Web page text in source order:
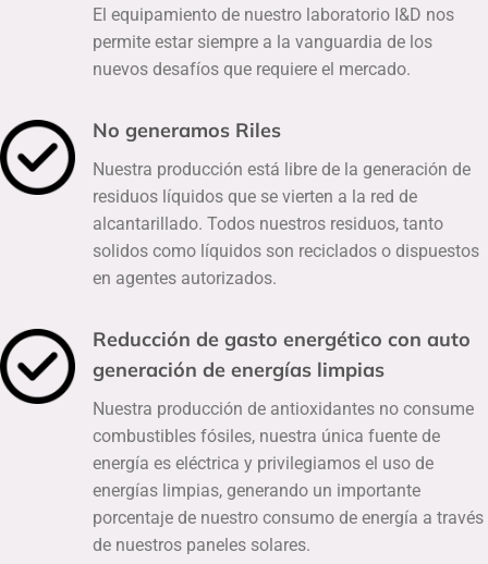
El equipamiento de nuestro laboratorio I&D nos
permite estar siempre a la vanguardia de los
nuevos desafíos que requiere el mercado.
No generamos Riles
Nuestra producción está libre de la generación de
residuos líquidos que se vierten a la red de
alcantarillado. Todos nuestros residuos, tanto
solidos como líquidos son reciclados o dispuestos
en agentes autorizados.
Reducción de gasto energético con auto
generación de energías limpias
Nuestra producción de antioxidantes no consume
combustibles fósiles, nuestra única fuente de
energía es eléctrica y privilegiamos el uso de
energías limpias, generando un importante
porcentaje de nuestro consumo de energía a través
de nuestros paneles solares.